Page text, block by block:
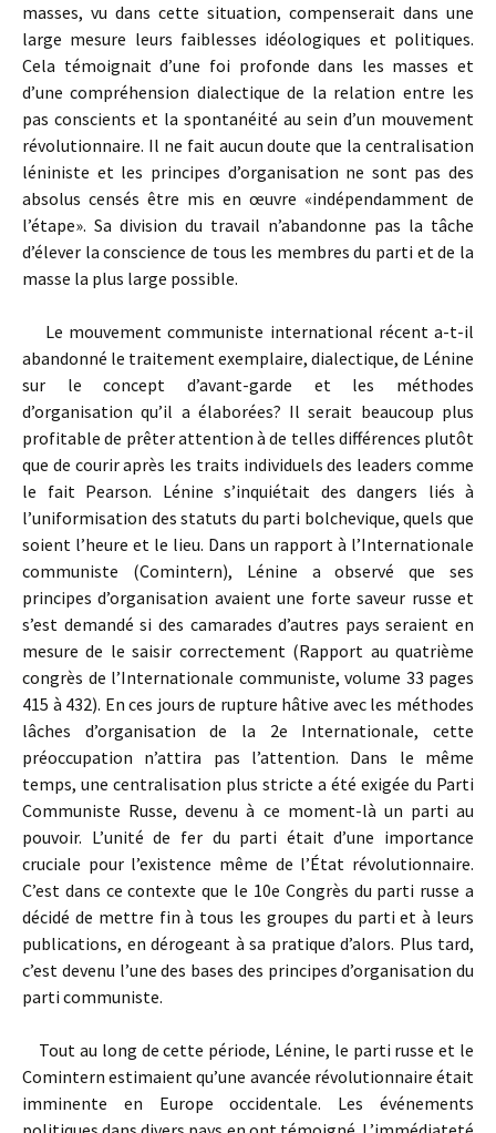
masses, vu dans cette situation, compenserait dans une
large mesure leurs faiblesses idéologiques et politiques.
Cela témoignait d’une foi profonde dans les masses et
d’une compréhension dialectique de la relation entre les
pas conscients et la spontanéité au sein d’un mouvement
révolutionnaire. Il ne fait aucun doute que la centralisation
léniniste et les principes d’organisation ne sont pas des
absolus censés être mis en œuvre «indépendamment de
l’étape». Sa division du travail n’abandonne pas la tâche
d’élever la conscience de tous les membres du parti et de la
masse la plus large possible.
Le mouvement communiste international récent a-t-il
abandonné le traitement exemplaire, dialectique, de Lénine
sur le concept d’avant-garde et les méthodes
d’organisation qu’il a élaborées? Il serait beaucoup plus
profitable de prêter attention à de telles différences plutôt
que de courir après les traits individuels des leaders comme
le fait Pearson. Lénine s’inquiétait des dangers liés à
l’uniformisation des statuts du parti bolchevique, quels que
soient l’heure et le lieu. Dans un rapport à l’Internationale
communiste (Comintern), Lénine a observé que ses
principes d’organisation avaient une forte saveur russe et
s’est demandé si des camarades d’autres pays seraient en
mesure de le saisir correctement (Rapport au quatrième
congrès de l’Internationale communiste, volume 33 pages
415 à 432). En ces jours de rupture hâtive avec les méthodes
lâches d’organisation de la 2e Internationale, cette
préoccupation n’attira pas l’attention. Dans le même
temps, une centralisation plus stricte a été exigée du Parti
Communiste Russe, devenu à ce moment-là un parti au
pouvoir. L’unité de fer du parti était d’une importance
cruciale pour l’existence même de l’État révolutionnaire.
C’est dans ce contexte que le 10e Congrès du parti russe a
décidé de mettre fin à tous les groupes du parti et à leurs
publications, en dérogeant à sa pratique d’alors. Plus tard,
c’est devenu l’une des bases des principes d’organisation du
parti communiste.
Tout au long de cette période, Lénine, le parti russe et le
Comintern estimaient qu’une avancée révolutionnaire était
imminente en Europe occidentale. Les événements